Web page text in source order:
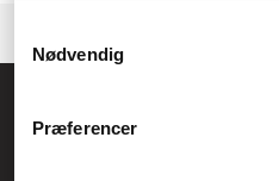
Nødvendig
Præferencer
CVR.: 26208637